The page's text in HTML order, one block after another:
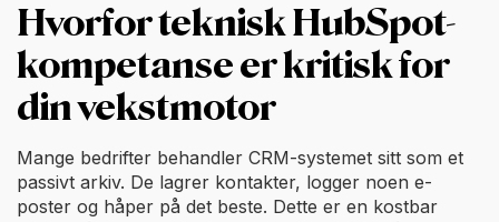
Hvorfor teknisk HubSpot-
kompetanse er kritisk for
din vekstmotor
Mange bedrifter behandler CRM-systemet sitt som et
passivt arkiv. De lagrer kontakter, logger noen e-
poster og håper på det beste. Dette er en kostbar